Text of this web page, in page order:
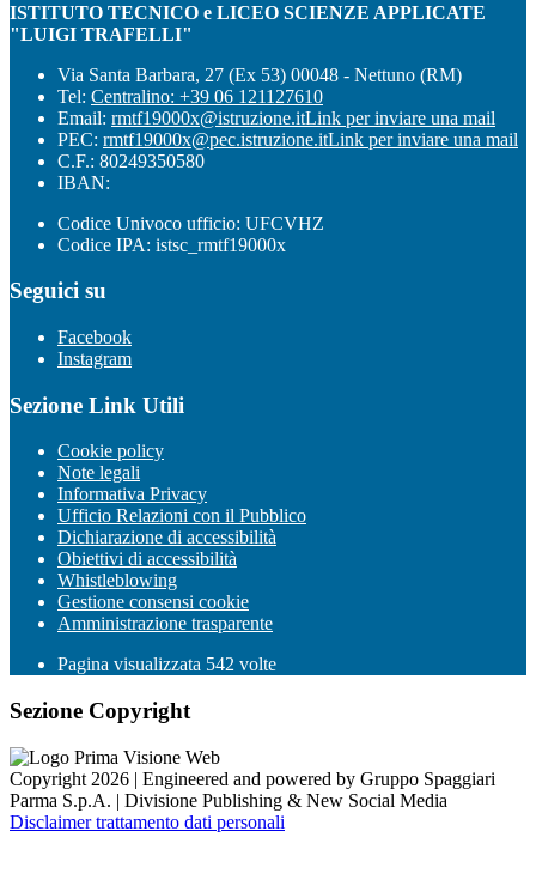
ISTITUTO TECNICO e LICEO SCIENZE APPLICATE
"LUIGI TRAFELLI"
Via Santa Barbara, 27 (Ex 53) 00048 - Nettuno (RM)
Tel: Centralino: +39 06 121127610
Email: rmtf19000x@istruzione.itLink per inviare una mail
PEC: rmtf19000x@pec.istruzione.itLink per inviare una mail
C.F.: 80249350580
IBAN:
Codice Univoco ufficio: UFCVHZ
Codice IPA: istsc_rmtf19000x
Seguici su
Facebook
Instagram
Sezione Link Utili
Cookie policy
Note legali
Informativa Privacy
Ufficio Relazioni con il Pubblico
Dichiarazione di accessibilità
Obiettivi di accessibilità
Whistleblowing
Gestione consensi cookie
Amministrazione trasparente
Pagina visualizzata 542 volte
Sezione Copyright
Copyright 2026 | Engineered and powered by Gruppo Spaggiari
Parma S.p.A. | Divisione Publishing & New Social Media
Disclaimer trattamento dati personali